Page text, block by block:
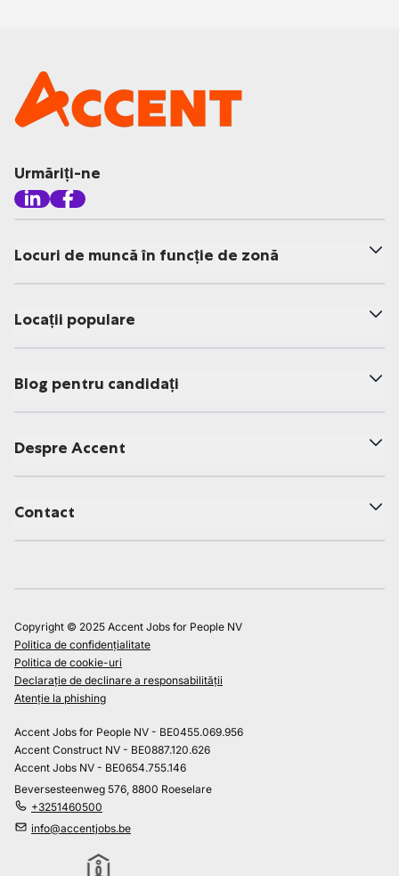
Urmăriți-ne
Locuri de muncă în funcție de zonă
Locații populare
Blog pentru candidați
Despre Accent
Contact
Copyright © 2025 Accent Jobs for People NV
Politica de confidențialitate
Politica de cookie-uri
Declarație de declinare a responsabilității
Atenție la phishing
Accent Jobs for People NV - BE0455.069.956
Accent Construct NV - BE0887.120.626
Accent Jobs NV - BE0654.755.146
Beversesteenweg 576, 8800 Roeselare
+3251460500
info@accentjobs.be